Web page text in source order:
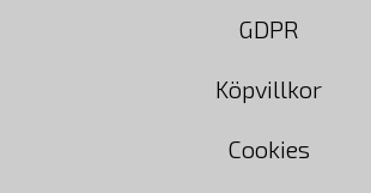
GDPR
Köpvillkor
Cookies